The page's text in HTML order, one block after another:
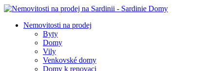
Nemovitosti na prodej
Byty
Domy
Vily
Venkovské domy
Domy k renovaci